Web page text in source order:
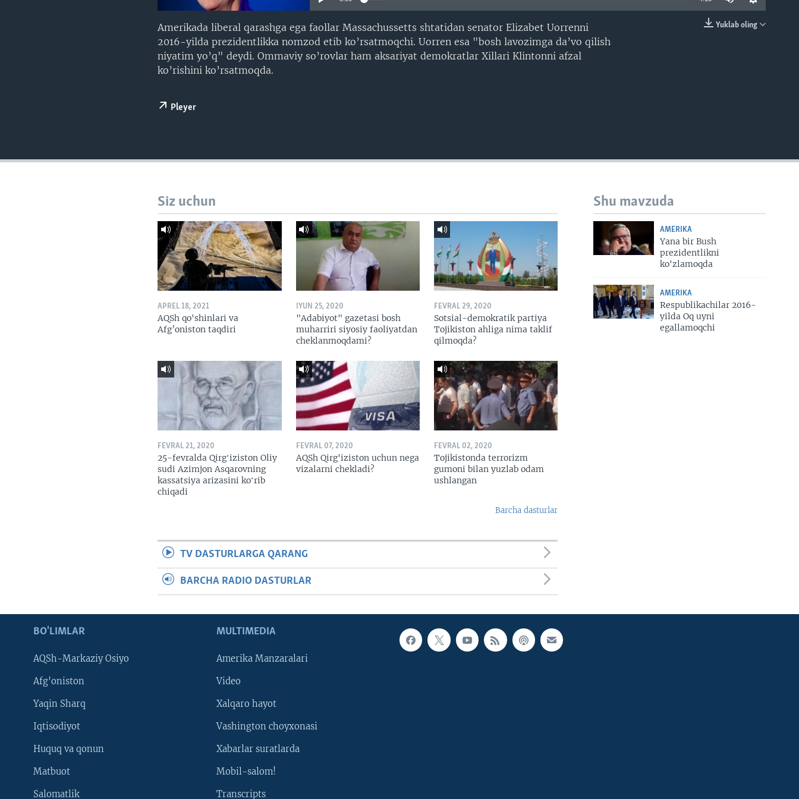
Yuklab oling
Amerikada liberal qarashga ega faollar Massachussetts shtatidan senator Elizabet Uorrenni
2016-yilda prezidentlikka nomzod etib ko’rsatmoqchi. Uorren esa "bosh lavozimga da’vo qilish
niyatim yo’q" deydi. Ommaviy so’rovlar ham aksariyat demokratlar Xillari Klintonni afzal
ko’rishini ko’rsatmoqda.
Pleyer
Shu mavzuda
AMERIKA
Yana bir Bush
prezidentlikni
ko'zlamoqda
AMERIKA
Respublikachilar 2016-
yilda Oq uyni
egallamoqchi
Siz uchun
APREL 18, 2021
AQSh qo'shinlari va
Afg’oniston taqdiri
IYUN 25, 2020
"Adabiyot" gazetasi bosh
muharriri siyosiy faoliyatdan
cheklanmoqdami?
FEVRAL 29, 2020
Sotsial-demokratik partiya
Tojikiston ahliga nima taklif
qilmoqda?
FEVRAL 21, 2020
25-fevralda Qirgʻiziston Oliy
sudi Azimjon Asqarovning
kassatsiya arizasini koʻrib
chiqadi
FEVRAL 07, 2020
AQSh Qirg'iziston uchun nega
vizalarni chekladi?
FEVRAL 02, 2020
Tojikistonda terrorizm
gumoni bilan yuzlab odam
ushlangan
Barcha dasturlar
TV DASTURLARGA QARANG
BARCHA RADIO DASTURLAR
BO'LIMLAR
AQSh-Markaziy Osiyo
Afg'oniston
Yaqin Sharq
Iqtisodiyot
Huquq va qonun
Matbuot
Salomatlik
MULTIMEDIA
Amerika Manzaralari
Video
Xalqaro hayot
Vashington choyxonasi
Xabarlar suratlarda
Mobil-salom!
Transcripts